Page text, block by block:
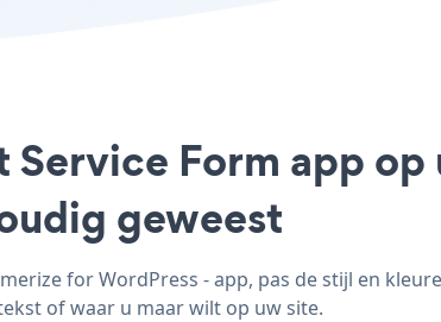
Service Form app
geweest
for WordPress - app, pas de stijl en
of waar u maar wilt op uw site.